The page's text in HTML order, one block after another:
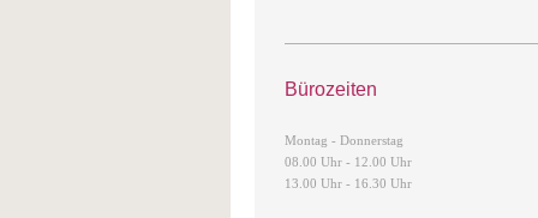
Bürozeiten
Montag - Donnerstag
08.00 Uhr - 12.00 Uhr
13.00 Uhr - 16.30 Uhr